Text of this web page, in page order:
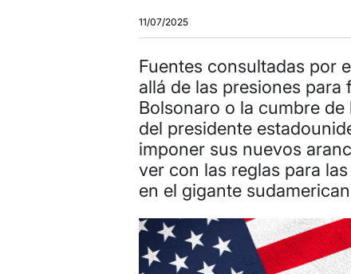
11/07/2025
Fuentes consultadas por
allá de las presiones
Bolsonaro o la cumbre de
del presidente
imponer sus nuevos
ver con las reglas para
en el gigante